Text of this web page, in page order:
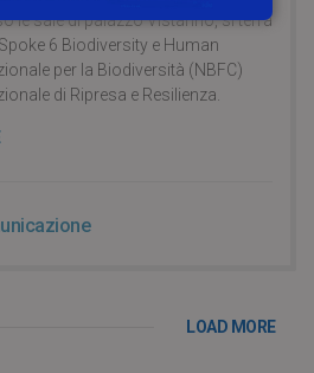
le sale di palazzo Vistarino, si terrà
6 Biodiversity e Human
per la Biodiversità (NBFC)
di Ripresa e Resilienza.
LOAD MORE